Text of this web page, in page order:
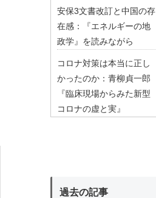
安保3文書改訂と中国の存
在感：『エネルギーの地
政学』を読みながら
コロナ対策は本当に正し
かったのか：青柳貞一郎
『臨床現場からみた新型
コロナの虚と実』
過去の記事